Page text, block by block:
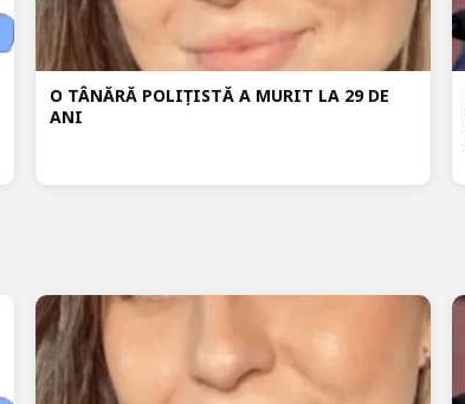
O TÂNĂRĂ POLIȚISTĂ A MURIT LA 29 DE
ANI